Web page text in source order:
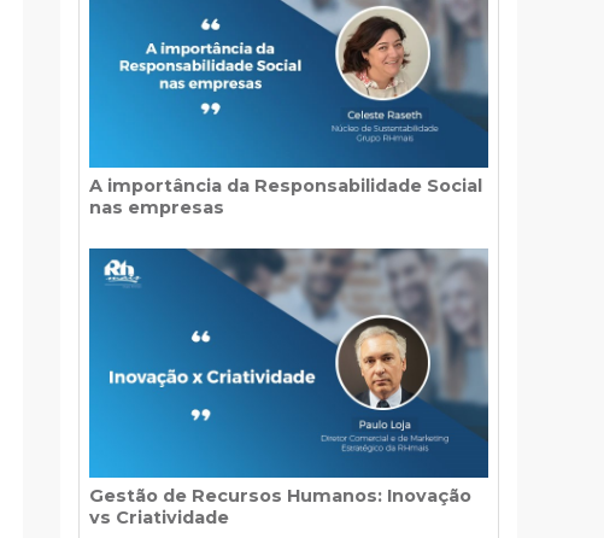
A importância da Responsabilidade Social
nas empresas
Gestão de Recursos Humanos: Inovação
vs Criatividade